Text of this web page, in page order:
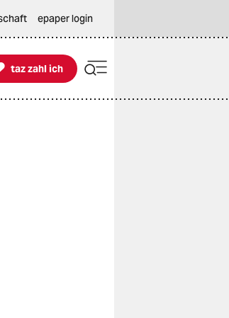
epaper login
zahl ich
taz zahl ich